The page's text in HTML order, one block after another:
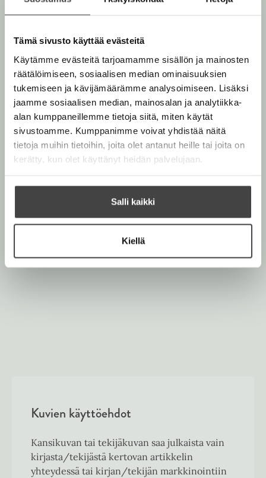
Tämä sivusto käyttää evästeitä
Käytämme evästeitä tarjoamamme sisällön ja mainosten
räätälöimiseen, sosiaalisen median ominaisuuksien
tukemiseen ja kävijämäärämme analysoimiseen. Lisäksi
jaamme sosiaalisen median, mainosalan ja analytiikka-
alan kumppaneillemme tietoja siitä, miten käytät
sivustoamme. Kumppanimme voivat yhdistää näitä
tietoja muihin tietoihin, joita olet antanut heille tai joita on
kerätty, kun olet käyttänyt heidän palvelujaan.
Salli kaikki
Kiellä
tarinaa,
Tammikuu
ISBN
1600x160
0px
e
s
i
n
n
e
w
a
Kuvien käyttöehdot
Kansikuvan tai tekijäkuvan saa julkaista vain
kirjasta/tekijästä kertovan artikkelin
yhteydessä tai kirjan/tekijän markkinointiin